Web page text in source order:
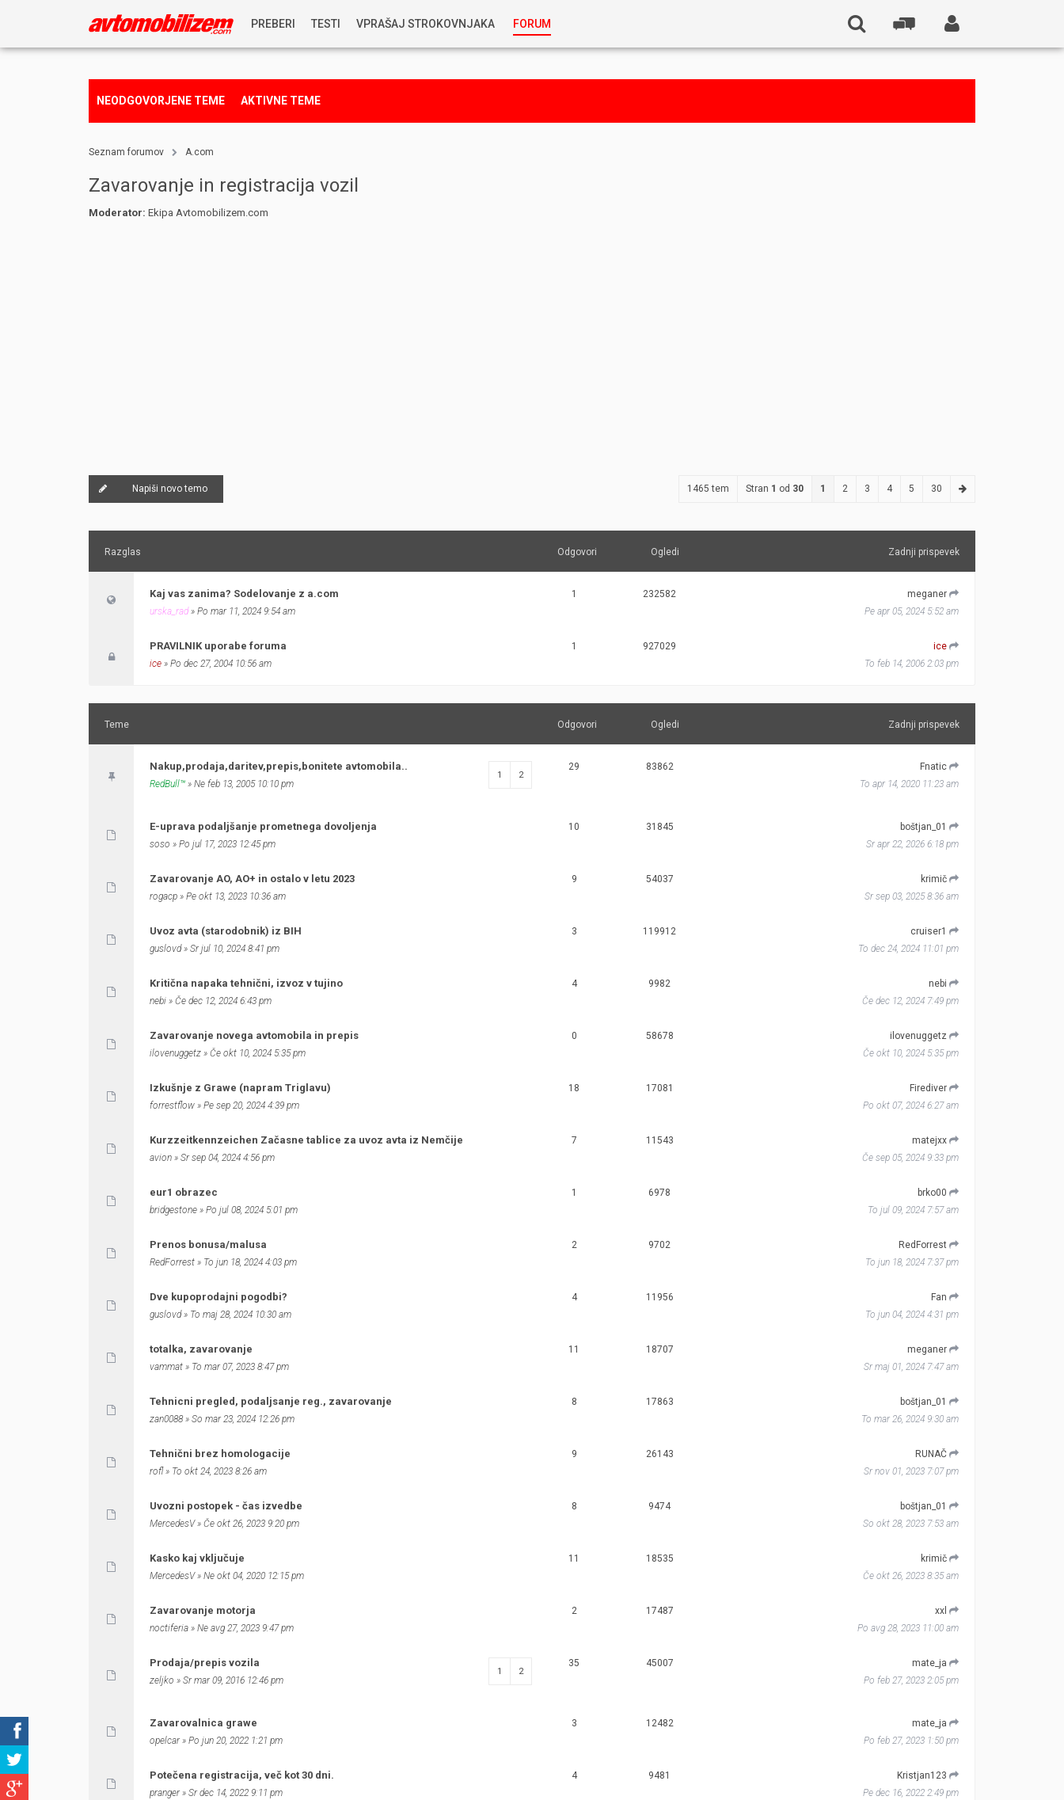
PREBERI
NAGRADNA IGRA
TESTI VPRAŠAJ STROKOVNJAKA
KOSTJA PRIHODA
TOMAŽ DEMŠAR
FORUM
NEODGOVORJENE TEME AKTIVNE TEME
Seznam forumov A.com
Zavarovanje in registracija vozil
Moderator: Ekipa Avtomobilizem.com
Napiši novo temo 1465 tem Stran 1 od 30 1 2 3 4 5 30
Razglas Odgovori Ogledi Zadnji prispevek
Kaj vas zanima? Sodelovanje z a.com
urska_rad» Po mar 11, 2024 9:54 am
1 232582
meganer
Pe apr 05, 2024 5:52 am
PRAVILNIK uporabe foruma
ice » Po dec 27, 2004 10:56 am
1 927029
ice
To feb 14, 2006 2:03 pm
Teme Odgovori Ogledi Zadnji prispevek
1 2
Nakup,prodaja,daritev,prepis,bonitete avtomobila..
RedBull™ » Ne feb 13, 2005 10:10 pm
29 83862
Fnatic
To apr 14, 2020 11:23 am
E-uprava podaljšanje prometnega dovoljenja
soso » Po jul 17, 2023 12:45 pm
10 31845
boštjan_01
Sr apr 22, 2026 6:18 pm
Zavarovanje AO, AO+ in ostalo v letu 2023
rogacp » Pe okt 13, 2023 10:36 am
9 54037
krimič
Sr sep 03, 2025 8:36 am
Uvoz avta (starodobnik) iz BIH
guslovd» Sr jul 10, 2024 8:41 pm
3 119912
cruiser1
To dec 24, 2024 11:01 pm
Kritična napaka tehnični, izvoz v tujino
nebi » Če dec 12, 2024 6:43 pm
4 9982
nebi
Če dec 12, 2024 7:49 pm
Zavarovanje novega avtomobila in prepis
ilovenuggetz » Če okt 10, 2024 5:35 pm
0 58678
ilovenuggetz
Če okt 10, 2024 5:35 pm
Izkušnje z Grawe (napram Triglavu)
forrestflow » Pe sep 20, 2024 4:39 pm
18 17081
Firediver
Po okt 07, 2024 6:27 am
Kurzzeitkennzeichen Začasne tablice za uvoz avta iz Nemčije
avion » Sr sep 04, 2024 4:56 pm
7 11543
matejxx
Če sep 05, 2024 9:33 pm
eur1 obrazec
bridgestone » Po jul 08, 2024 5:01 pm
1 6978
brko00
To jul 09, 2024 7:57 am
Prenos bonusa/malusa
RedForrest » To jun 18, 2024 4:03 pm
2 9702
RedForrest
To jun 18, 2024 7:37 pm
Dve kupoprodajni pogodbi?
guslovd» To maj 28, 2024 10:30 am
4 11956
Fan
To jun 04, 2024 4:31 pm
totalka, zavarovanje
vammat » To mar 07, 2023 8:47 pm
11 18707
meganer
Sr maj 01, 2024 7:47 am
Tehnicni pregled, podaljsanje reg., zavarovanje
zan0088 » So mar 23, 2024 12:26 pm
8 17863
boštjan_01
To mar 26, 2024 9:30 am
Tehnični brez homologacije
rofl » To okt 24, 2023 8:26 am
9 26143
RUNAČ
Sr nov 01, 2023 7:07 pm
Uvozni postopek - čas izvedbe
MercedesV» Če okt 26, 2023 9:20 pm
8 9474
boštjan_01
So okt 28, 2023 7:53 am
Kasko kaj vključuje
MercedesV» Ne okt 04, 2020 12:15 pm
11 18535
krimič
Če okt 26, 2023 8:35 am
Zavarovanje motorja
noctiferia » Ne avg 27, 2023 9:47 pm
2 17487
xxl
Po avg 28, 2023 11:00 am
1 2
Prodaja/prepis vozila
zeljko » Sr mar 09, 2016 12:46 pm
35 45007
mate_ja
Po feb 27, 2023 2:05 pm
Zavarovalnica grawe
opelcar» Po jun 20, 2022 1:21 pm
3 12482
mate_ja
Po feb 27, 2023 1:50 pm
Potečena registracija, več kot 30 dni.
pranger» Sr dec 14, 2022 9:11 pm
4 9481
Kristjan123
Pe dec 16, 2022 2:49 pm